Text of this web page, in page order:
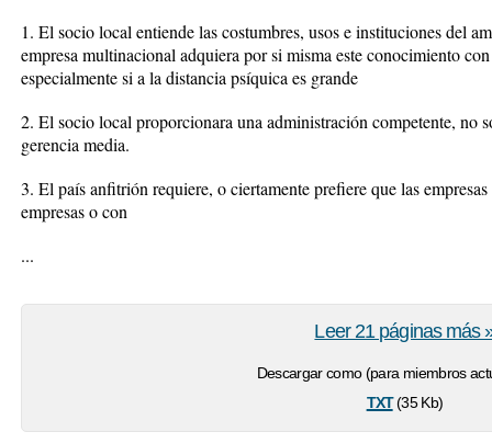
1. El socio local entiende las costumbres, usos e instituciones del
empresa multinacional adquiera por si misma este conocimiento
especialmente si a la distancia psíquica es grande
2. El socio local proporcionara una administración competente, no
gerencia media.
3. El país anfitrión requiere, o ciertamente prefiere que las
empresas o con
...
Descargar como (para miembros
txt(35 Kb)
Leer 21 páginas más